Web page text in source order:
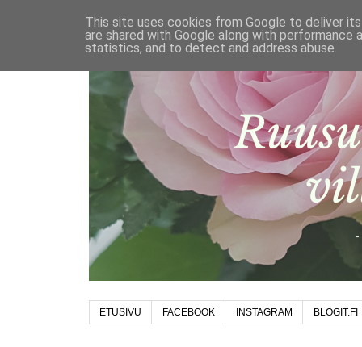
ETUSIVU FACEBOOK INSTAGRAM BLOGIT.FI
This site uses cookies from Google to deliver
are shared with Google along with
statistics, and to detect and address abuse.